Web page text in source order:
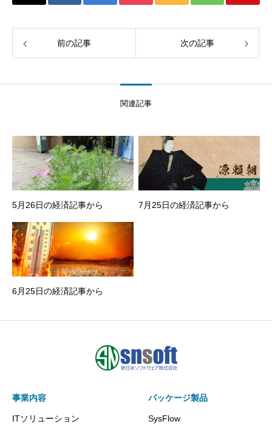
前の記事 次の記事
関連記事
5月26日の経済記事から 7月25日の経済記事から
6月25日の経済記事から
事業内容
ITソリューション
パッケージ製品
SysFlow